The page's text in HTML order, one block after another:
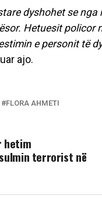
dyshohet se
Hetuesit policor
e personit të
ajo.
FLORA AHMETI
hetim
terrorist në